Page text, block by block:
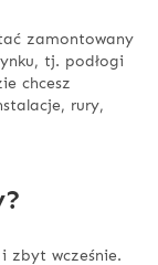
zamontowany
tj. podłogi
chcesz
rury,
zbyt wcześnie.